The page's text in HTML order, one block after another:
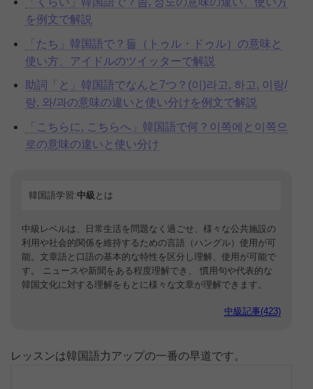
を例文で解説
「たち」韓国語で？들（トゥル・ドゥル）の意味と
使い方、アイドルのツイッターで解説
助詞「と」韓国語でなんと7つ？(이)라고, 하고, 이랑/
랑, 와/과の意味の違いと使い分けを例文で解説
「こちらに, こちらへ」韓国語で何？이쪽에と이쪽으
로の意味の違いと使い分け
韓国語学習:中級 とは
中級レベルは、日常生活を問題なく過ごせ、様々な公共施設の
利用や社会的関係を維持するための言語（ハングル）使用が可
能。文章語と口語の基本的な特性を区分し理解、使用が可能で
す。 ニュースや新聞をある程度理解でき、 慣用句や代表的な
韓国文化に対する理解をもとに様々な文章が理解できます。
中級記事(423)
レッスンは韓国語力アップの一番の早道です。